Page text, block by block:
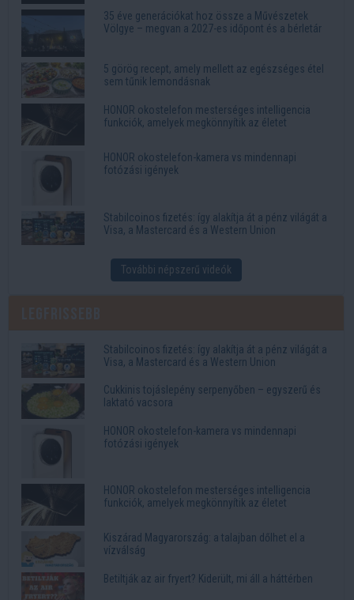
35 éve generációkat hoz össze a Művészetek
Völgye – megvan a 2027-es időpont és a bérletár
5 görög recept, amely mellett az egészséges étel
sem tűnik lemondásnak
HONOR okostelefon mesterséges intelligencia
funkciók, amelyek megkönnyítik az életet
HONOR okostelefon-kamera vs mindennapi
fotózási igények
Stabilcoinos fizetés: így alakítja át a pénz világát a
Visa, a Mastercard és a Western Union
További népszerű videók
Stabilcoinos fizetés: így alakítja át a pénz világát a
Visa, a Mastercard és a Western Union
Cukkinis tojáslepény serpenyőben – egyszerű és
laktató vacsora
HONOR okostelefon-kamera vs mindennapi
fotózási igények
HONOR okostelefon mesterséges intelligencia
funkciók, amelyek megkönnyítik az életet
Kiszárad Magyarország: a talajban dőlhet el a
vízválság
Betiltják az air fryert? Kiderült, mi áll a háttérben